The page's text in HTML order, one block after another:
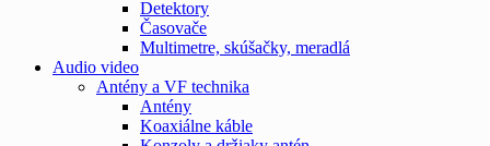
Detektory
Časovače
Multimetre, skúšačky, meradlá
Audio video
Antény a VF technika
Antény
Koaxiálne káble